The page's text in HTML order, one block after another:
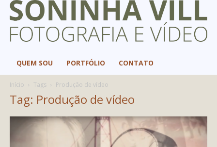
QUEM SOU PORTFÓLIO CONTATO
Início Tags Produção de vídeo
Tag: Produção de vídeo